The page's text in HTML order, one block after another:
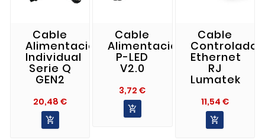
Cable
Alimentacion
Individual
Serie Q
GEN2
20,48 €Precio

Cable
Alimentación
P-LED
V2.0
3,72 €Precio

Cable
Controlador
Ethernet
RJ
Lumatek
11,54 €Precio
